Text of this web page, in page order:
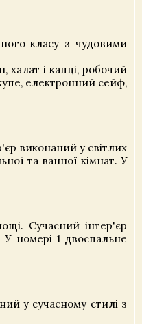
класу з чудовими
халат і капці, робочий
електронний сейф,
виконаний у світлих
та ванної кімнат. У
Сучасний інтер'єр
номері 1 двоспальне
у сучасному стилі з